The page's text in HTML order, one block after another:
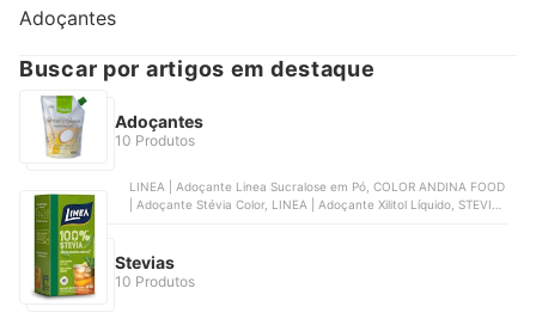
Adoçantes
Buscar por artigos em destaque
Adoçantes
10 Produtos
LINEA | Adoçante Linea Sucralose em Pó, COLOR ANDINA FOOD
| Adoçante Stévia Color, LINEA | Adoçante Xilitol Líquido, STEVITA
Stevias
10 Produtos